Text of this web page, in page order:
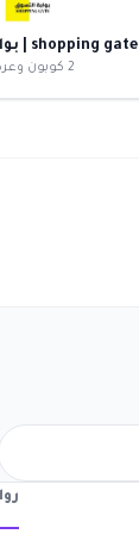
shopping gate | بوابة التسوق
2 كوبون وعرض